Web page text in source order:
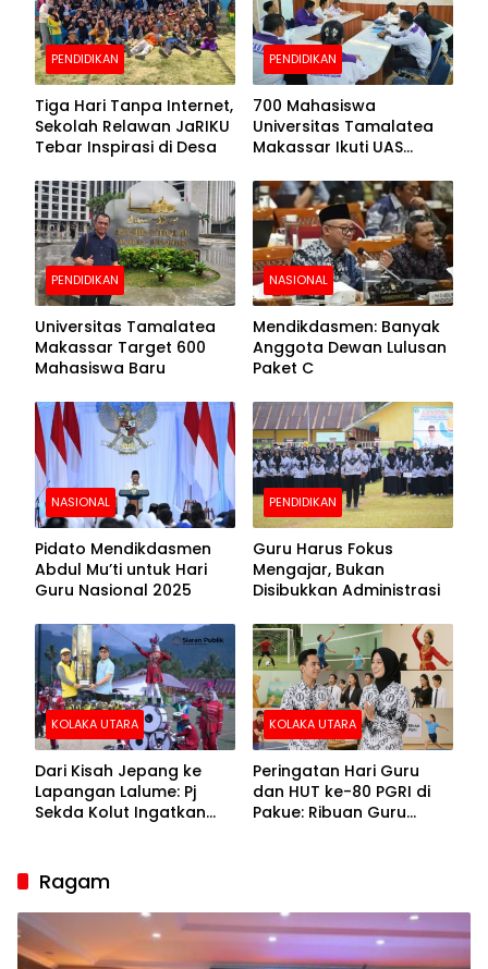
PENDIDIKAN
Tiga Hari Tanpa Internet,
Sekolah Relawan JaRIKU
Tebar Inspirasi di Desa
PENDIDIKAN
700 Mahasiswa
Universitas Tamalatea
Makassar Ikuti UAS
PENDIDIKAN
Universitas Tamalatea
Makassar Target 600
Mahasiswa Baru
NASIONAL
Mendikdasmen: Banyak
Anggota Dewan Lulusan
Paket C
NASIONAL
Pidato Mendikdasmen
Abdul Mu’ti untuk Hari
Guru Nasional 2025
PENDIDIKAN
Guru Harus Fokus
Mengajar, Bukan
Disibukkan Administrasi
KOLAKA UTARA
Dari Kisah Jepang ke
Lapangan Lalume: Pj
Sekda Kolut Ingatkan
KOLAKA UTARA
Peringatan Hari Guru
dan HUT ke-80 PGRI di
Pakue: Ribuan Guru
Ragam